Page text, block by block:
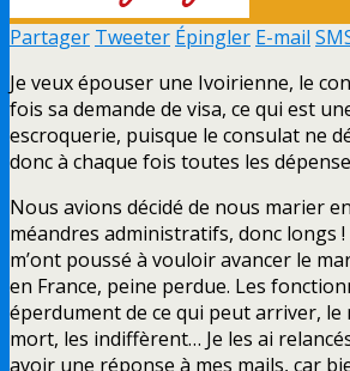
Partager Tweeter Épingler E-mail
Je veux épouser une Ivoirienne, le
fois sa demande de visa, ce qui est
escroquerie, puisque le consulat ne
donc à chaque fois toutes les
Nous avions décidé de nous marier
méandres administratifs, donc longs
m’ont poussé à vouloir avancer le
en France, peine perdue. Les
éperdument de ce qui peut arriver, le
mort, les indiffèrent… Je les ai
avoir une réponse à mes mails, car